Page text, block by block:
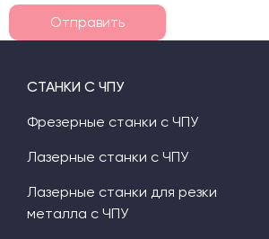
Отправить
СТАНКИ С ЧПУ
Фрезерные станки с ЧПУ
Лазерные станки с ЧПУ
Лазерные станки для резки
металла с ЧПУ